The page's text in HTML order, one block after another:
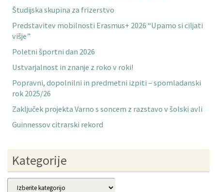
Študijska skupina za frizerstvo
Predstavitev mobilnosti Erasmus+ 2026 “Upamo si ciljati
višje”
Poletni športni dan 2026
Ustvarjalnost in znanje z roko v roki!
Popravni, dopolnilni in predmetni izpiti – spomladanski
rok 2025/26
Zaključek projekta Varno s soncem z razstavo v šolski avli
Guinnessov citrarski rekord
Kategorije
Kategorije